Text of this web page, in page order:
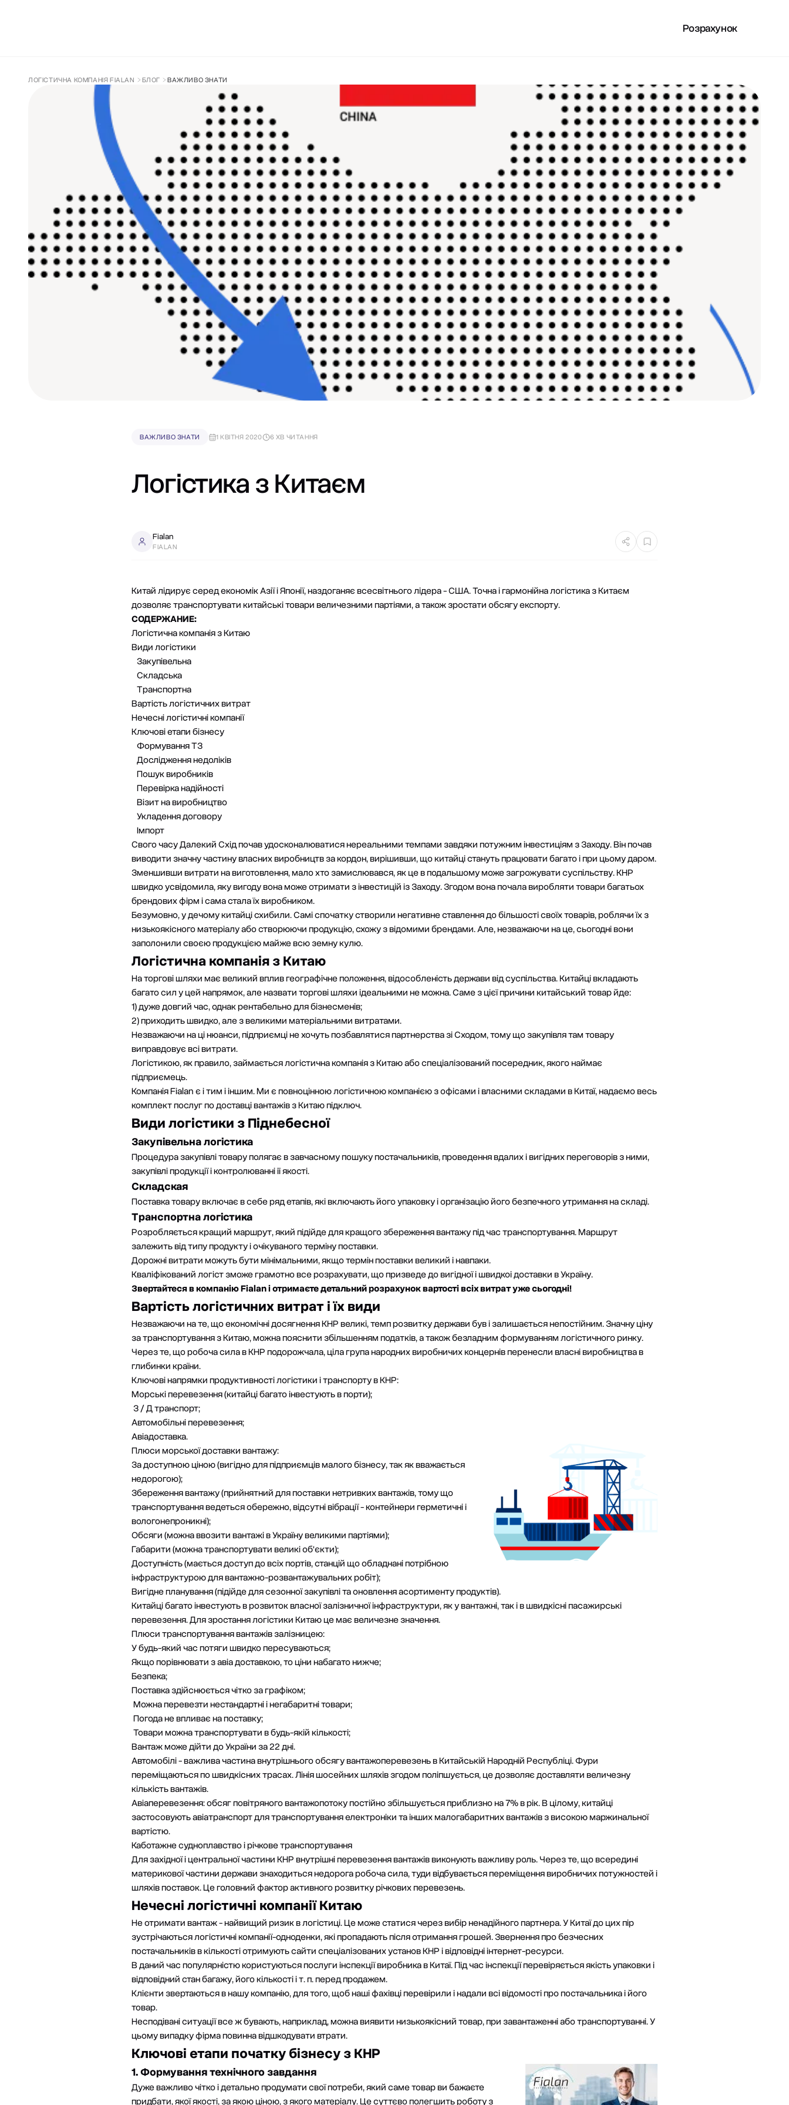
Розрахунок
ЛОГІСТИЧНА КОМПАНІЯ FIALAN БЛОГ ВАЖЛИВО ЗНАТИ
ВАЖЛИВО ЗНАТИ 1 КВІТНЯ 2020 6 ХВ ЧИТАННЯ
Логістика з Китаєм
Fialan
FIALAN
Китай лідирує серед економік Азії і Японії, наздоганяє всесвітнього лідера - США. Точна і гармонійна логістика з Китаєм
дозволяє транспортувати китайські товари величезними партіями, а також зростати обсягу експорту.
СОДЕРЖАНИЕ:
Логістична компанія з Китаю
Види логістики
Закупівельна
Складська
Транспортна
Вартість логістичних витрат
Нечесні логістичні компанії
Ключові етапи бізнесу
Формування ТЗ
Дослідження недоліків
Пошук виробників
Перевірка надійності
Візит на виробництво
Укладення договору
Імпорт
Свого часу Далекий Схід почав удосконалюватися нереальними темпами завдяки потужним інвестиціям з Заходу. Він почав
виводити значну частину власних виробництв за кордон, вирішивши, що китайці стануть працювати багато і при цьому даром.
Зменшивши витрати на виготовлення, мало хто замислювався, як це в подальшому може загрожувати суспільству. КНР
швидко усвідомила, яку вигоду вона може отримати з інвестицій із Заходу. Згодом вона почала виробляти товари багатьох
брендових фірм і сама стала їх виробником.
Безумовно, у дечому китайці схибили. Самі спочатку створили негативне ставлення до більшості своїх товарів, роблячи їх з
низькоякісного матеріалу або створюючи продукцію, схожу з відомими брендами. Але, незважаючи на це, сьогодні вони
заполонили своєю продукцією майже всю земну кулю.
Логістична компанія з Китаю
На торгові шляхи має великий вплив географічне положення, відособленість держави від суспільства. Китайці вкладають
багато сил у цей напрямок, але назвати торгові шляхи ідеальними не можна. Саме з цієї причини китайський товар йде:
1) дуже довгий час, однак рентабельно для бізнесменів;
2) приходить швидко, але з великими матеріальними витратами.
Незважаючи на ці нюанси, підприємці не хочуть позбавлятися партнерства зі Сходом, тому що закупівля там товару
виправдовує всі витрати.
Логістикою, як правило, займається логістична компанія з Китаю або спеціалізований посередник, якого наймає
підприємець.
Компанія Fialan є і тим і іншим. Ми є повноцінною логістичною компанією з офісами і власними складами в Китаї, надаємо весь
комплект послуг подоставці вантажів з Китаю підключ.
Види логістики з Піднебесної
Закупівельна логістика
Процедура закупівлі товару полягає в завчасному пошуку постачальників, проведення вдалих і вигідних переговорів з ними,
закупівлі продукції і контролюванні її якості.
Складская
Поставка товару включає в себе ряд етапів, які включають його упаковку і організацію його безпечного утримання на складі.
Транспортна логістика
Розробляється кращий маршрут, який підійде для кращого збереження вантажу під час транспортування. Маршрут
залежить від типу продукту і очікуваного терміну поставки.
Дорожні витрати можуть бути мінімальними, якщо термін поставки великий і навпаки.
Кваліфікований логіст зможе грамотно все розрахувати, що призведе до вигідної і швидкоі доставки в Україну.
Звертайтеся в компанію Fialan і отримаєте детальний розрахунок вартості всіх витрат уже сьогодні!
Вартість логістичних витрат і їх види
Незважаючи на те, що економічні досягнення КНР великі, темп розвитку держави був і залишається непостійним. Значну ціну
за транспортування з Китаю, можна пояснити збільшенням податків, а також безладним формуванням логістичного ринку.
Через те, що робоча сила в КНР подорожчала, ціла група народних виробничих концернів перенесли власні виробництва в
глибинки країни.
Ключові напрямки продуктивності логістики і транспорту в КНР:
Морські перевезення (китайці багато інвестують в порти);
З / Д транспорт;
Автомобільні перевезення;
Авіадоставка.
Плюси морської доставки вантажу:
За доступною ціною (вигідно для підприємців малого бізнесу, так як вважається
недорогою);
Збереження вантажу (прийнятний для поставки нетривких вантажів, тому що
транспортування ведеться обережно, відсутні вібрації - контейнери герметичні і
вологонепроникні);
Обсяги (можна ввозити вантажі в Україну великими партіями);
Габарити (можна транспортувати великі об'єкти);
Доступність (мається доступ до всіх портів, станцій що обладнані потрібною
інфраструктурою для вантажно-розвантажувальних робіт);
Вигідне планування (підійде для сезонної закупівлі та оновлення асортименту продуктів).
Китайці багато інвестують в розвиток власної залізничної інфраструктури, як у вантажні, так і в швидкісні пасажирські
перевезення. Для зростання логістики Китаю це має величезне значення.
Плюси транспортування вантажів залізницею:
У будь-який час потяги швидко пересуваються;
Якщо порівнювати з авіа доставкою, то ціни набагато нижче;
Безпека;
Поставка здійснюється чітко за графіком;
Можна перевезти нестандартні і негабаритні товари;
Погода не впливає на поставку;
Товари можна транспортувати в будь-якій кількості;
Вантаж може дійти до України за 22 дні.
Автомобілі - важлива частина внутрішнього обсягу вантажоперевезень в Китайській Народній Республіці. Фури
переміщаються по швидкісних трасах. Лінія шосейних шляхів згодом поліпшується, це дозволяє доставляти величезну
кількість вантажів.
Авіаперевезення: обсяг повітряного вантажопотоку постійно збільшується приблизно на 7% в рік. В цілому, китайці
застосовують авіатранспорт для транспортування електроніки та інших малогабаритних вантажів з високою маржинальної
вартістю.
Каботажне судноплавство і річкове транспортування
Для західної і центральної частини КНР внутрішні перевезення вантажів виконують важливу роль. Через те, що всередині
материкової частини держави знаходиться недорога робоча сила, туди відбувається переміщення виробничих потужностей і
шляхів поставок. Це головний фактор активного розвитку річкових перевезень.
Нечесні логістичні компанії Китаю
Не отримати вантаж - найвищий ризик в логістиці. Це може статися через вибір ненадійного партнера. У Китаї до цих пір
зустрічаються логістичні компанії-одноденки, які пропадають після отримання грошей. Звернення про безчесних
постачальників в кількості отримують сайти спеціалізованих установ КНР і відповідні інтернет-ресурси.
В даний час популярністю користуються послуги інспекції виробника в Китаї. Під час інспекції перевіряється якість упаковки і
відповідний стан багажу, його кількості і т. п. перед продажем.
Клієнти звертаються в нашу компанію, для того, щоб наші фахівці перевірили і надали всі відомості про постачальника і його
товар.
Несподівані ситуації все ж бувають, наприклад, можна виявити низькоякісний товар, при завантаженні або транспортуванні. У
цьому випадку фірма повинна відшкодувати втрати.
Ключові етапи початку бізнесу з КНР
1. Формування технічного завдання
Дуже важливо чітко і детально продумати свої потреби, який саме товар ви бажаєте
придбати, якої якості, за якою ціною, з якого матеріалу. Це суттєво полегшить роботу з